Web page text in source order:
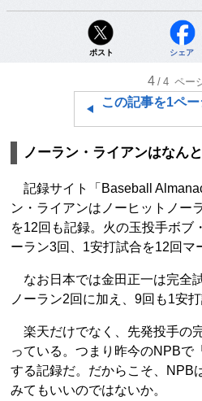
ポスト シェア
4 /4 ペー
この記事を1ペ
ノーラン・ライアンはなんと
記録サイト「Baseball
ン・ライアンはノーヒットノー
を12回も記録。火の玉投手ボブ
ーラン3回、1安打試合を12回マ
なお日本では金田正一は完全
ノーラン2回に加え、9回も1安
楽天だけでなく、先発投手の
っている。つまり昨今のNPBで
する記録だ。だからこそ、NPB
みてもいいのではないか。